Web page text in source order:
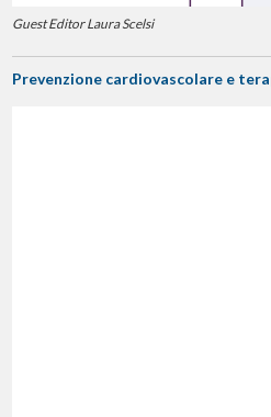
Guest Editor Laura Scelsi
Prevenzione cardiovascolare e